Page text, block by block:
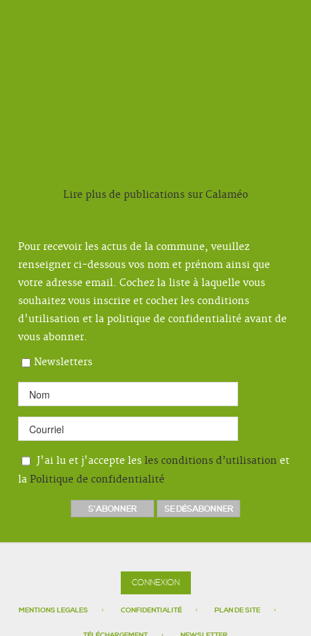
Lire plus de publications sur Calaméo
Pour recevoir les actus de la commune, veuillez
renseigner ci-dessous vos nom et prénom ainsi que
votre adresse email. Cochez la liste à laquelle vous
souhaitez vous inscrire et cocher les conditions
d'utilisation et la politique de confidentialité avant de
vous abonner.
Newsletters
J'ai lu et j'accepte les les conditions d’utilisation et
la Politique de confidentialité
CONNEXION
MENTIONS LEGALES CONFIDENTIALITÉ PLAN DE SITE